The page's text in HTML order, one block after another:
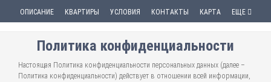
ОПИСАНИЕ КВАРТИРЫ УСЛОВИЯ КОНТАКТЫ КАРТА ЕЩЕ
Политика конфиденциальности
Настоящая Политика конфиденциальности персональных данных (далее –
Политика конфиденциальности) действует в отношении всей информации,